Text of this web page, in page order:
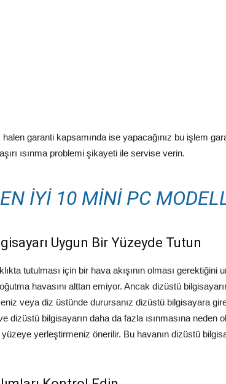
halen garanti kapsamında ise yapacağınız bu işlem
ısınma problemi şikayeti ile servise verin.
EN İYI 10 MINI PC
Uygun Bir Yüzeyde Tutun
tutulması için bir hava akışının olması gerektiğini
havasını alttan emiyor. Ancak dizüstü
veya diz üstünde durursanız dizüstü bilgisayara
dizüstü bilgisayarın daha da fazla ısınmasına neden
yüzeye yerleştirmeniz önerilir. Bu havanın dizüstü